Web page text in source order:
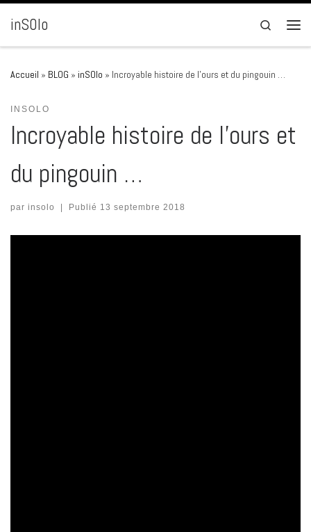
Passer au contenu
inSOlo
Search
Accueil » BLOG » inSOlo » Incroyable histoire de l’ours et du pingouin …
INSOLO
Incroyable histoire de l’ours et
du pingouin …
par insolo | Publié 13 septembre 2018